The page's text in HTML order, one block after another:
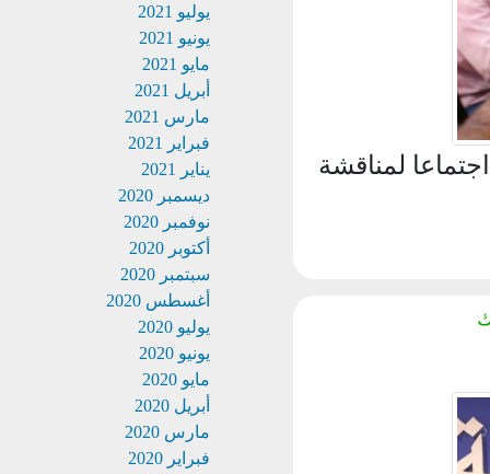
لمناقشة
يوليو 2021
يونيو 2021
مايو 2021
أبريل 2021
مارس 2021
فبراير 2021
يناير 2021
ديسمبر 2020
نوفمبر 2020
أكتوبر 2020
سبتمبر 2020
أغسطس 2020
يوليو 2020
يونيو 2020
مايو 2020
أبريل 2020
مارس 2020
فبراير 2020